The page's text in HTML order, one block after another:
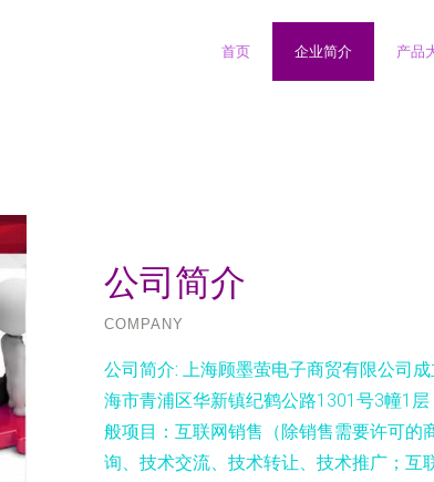
首页 企业简介 产品
公司简介
COMPANY
公司简介: 上海顾墨萤电子商贸有限公司
海市青浦区华新镇纪鹤公路1301号3幢1
般项目：互联网销售（除销售需要许可的
询、技术交流、技术转让、技术推广；互